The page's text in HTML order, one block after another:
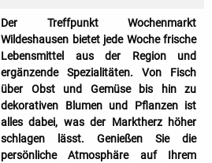
Der Treffpunkt Wochenmarkt
Wildeshausen bietet jede Woche frische
Lebensmittel aus der Region und
ergänzende Spezialitäten. Von Fisch
über Obst und Gemüse bis hin zu
dekorativen Blumen und Pflanzen ist
alles dabei, was der Marktherz höher
schlagen lässt. Genießen Sie die
persönliche Atmosphäre auf Ihrem